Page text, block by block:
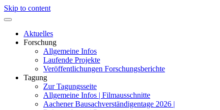
Skip to content
Aktuelles
Forschung
Allgemeine Infos
Laufende Projekte
Veröffentlichungen Forschungsberichte
Tagung
Zur Tagungsseite
Allgemeine Infos | Filmausschnitte
Aachener Bausachverständigentage 2026 |